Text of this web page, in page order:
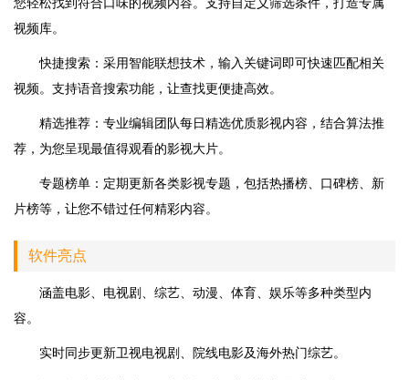
您轻松找到符合口味的视频内容。支持自定义筛选条件，打造专属
视频库。
快捷搜索：采用智能联想技术，输入关键词即可快速匹配相关
视频。支持语音搜索功能，让查找更便捷高效。
精选推荐：专业编辑团队每日精选优质影视内容，结合算法推
荐，为您呈现最值得观看的影视大片。
专题榜单：定期更新各类影视专题，包括热播榜、口碑榜、新
片榜等，让您不错过任何精彩内容。
软件亮点
涵盖电影、电视剧、综艺、动漫、体育、娱乐等多种类型内
容。
实时同步更新卫视电视剧、院线电影及海外热门综艺。